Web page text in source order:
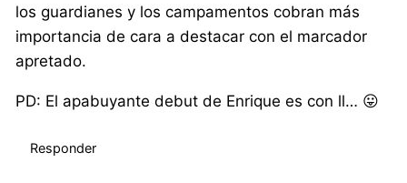
los guardianes y los campamentos cobran más
importancia de cara a destacar con el marcador
apretado.
PD: El apabuyante debut de Enrique es con ll… 😛
Responder